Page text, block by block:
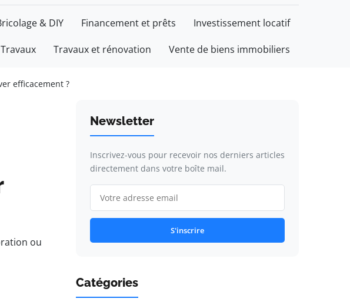
& DIY Financement et prêts Investissement locatif
Travaux Travaux et rénovation Vente de biens immobiliers
efficacement ?
ou
Newsletter
Inscrivez-vous pour recevoir nos derniers articles
directement dans votre boîte mail.
S'inscrire
Catégories